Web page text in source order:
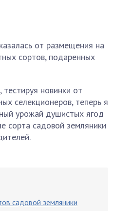
от размещения на
сортов, подаренных
новинки от
селекционеров, теперь я
урожай душистых ягод
сорта садовой земляники
садовой земляники